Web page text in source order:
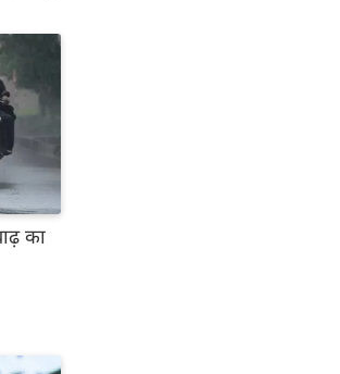
का